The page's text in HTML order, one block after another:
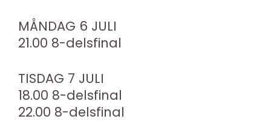
MÅNDAG 6 JULI
21.00 8-delsfinal
TISDAG 7 JULI
18.00 8-delsfinal
22.00 8-delsfinal